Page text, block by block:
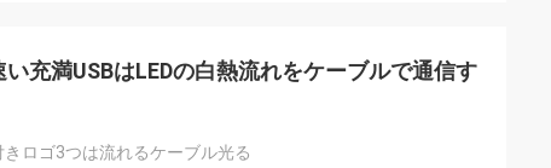
充満USBはLEDの白熱流れをケーブルで通信す
きロゴ3つは流れるケーブル光る